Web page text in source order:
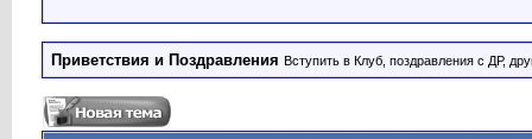
Приветствия и Поздравления Вступить в Клуб, поздравления с ДР,